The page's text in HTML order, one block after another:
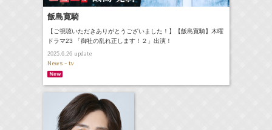
飯島寛騎
【ご視聴いただきありがとうございました！】【飯島寛騎】木曜
ドラマ23 「御社の乱れ正します！２」出演！
2025.6.26update
News - tv